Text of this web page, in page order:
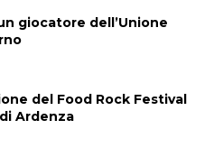
giocatore dell’Unione
del Food Rock Festival
Ardenza